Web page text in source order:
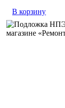
В корзину